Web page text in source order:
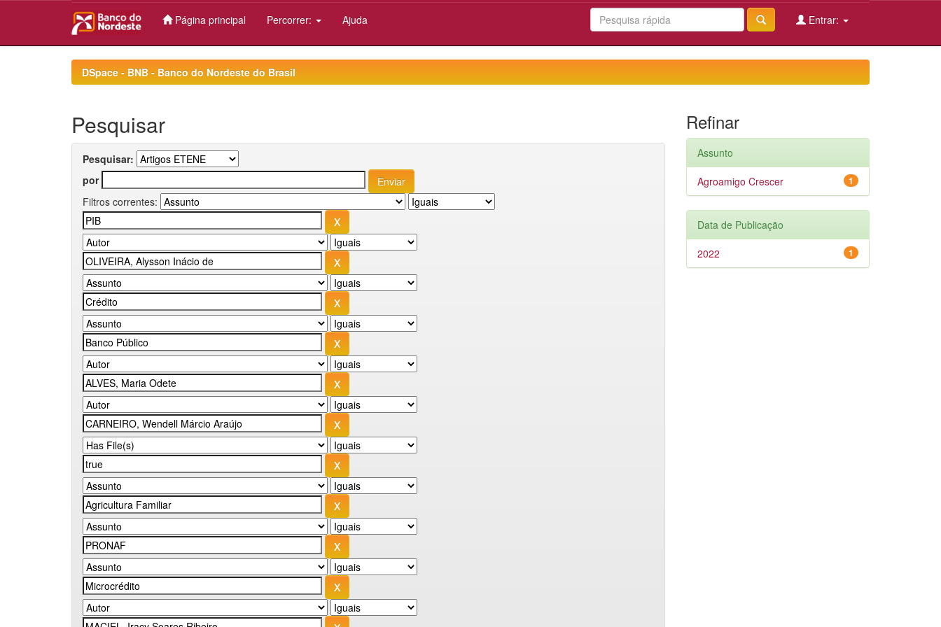
Página principal Percorrer: Ajuda Entrar:
DSpace - BNB - Banco do Nordeste do Brasil
Pesquisar
Pesquisar:
por
Filtros correntes:
Refinar
Assunto
1
Agroamigo Crescer
Data de Publicação
1
2022